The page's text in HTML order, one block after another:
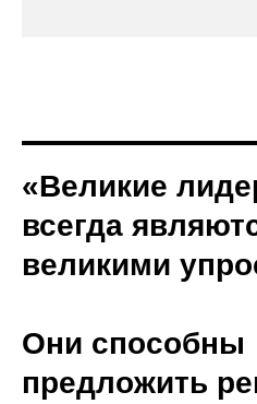
«Великие
всегда
великими
Они способны
предложить